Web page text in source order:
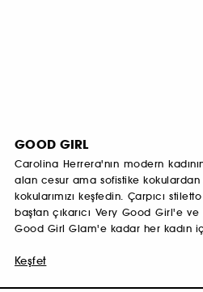
GOOD GIRL
Carolina Herrera'nın modern
alan cesur ama sofistike
kokularımızı keşfedin. Çarpıcı
baştan çıkarıcı Very Good Girl'e ve
Good Girl Glam'e kadar her kadın
Keşfet